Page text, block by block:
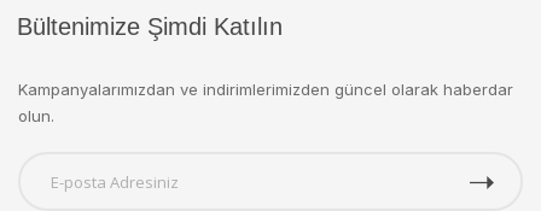
Bültenimize Şimdi Katılın
Kampanyalarımızdan ve indirimlerimizden güncel olarak haberdar
olun.